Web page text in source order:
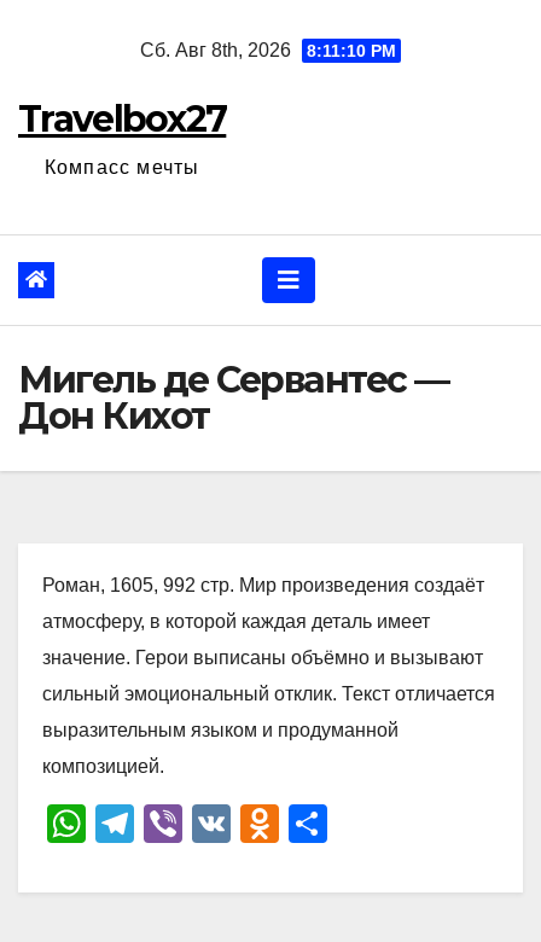
Сб. Авг 8th, 2026 8:11:11 PM
Travelbox27
Компасс мечты
Мигель де Сервантес —
Дон Кихот
Роман, 1605, 992 стр. Мир произведения создаёт
атмосферу, в которой каждая деталь имеет
значение. Герои выписаны объёмно и вызывают
сильный эмоциональный отклик. Текст отличается
выразительным языком и продуманной
композицией.
W
at
T
e
Vi
er
V
O
n
р